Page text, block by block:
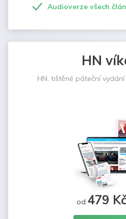
Audioverze všech
HN
HN, tištěné páteční
od 479